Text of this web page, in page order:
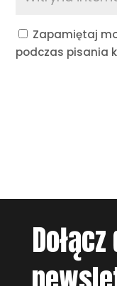
Zapamiętaj
podczas pisania